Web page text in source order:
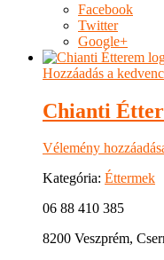
Facebook
Twitter
Google+
Hozzáadás a
Chianti
Vélemény
Kategória: Éttermek
06 88 410 385
8200 Veszprém,